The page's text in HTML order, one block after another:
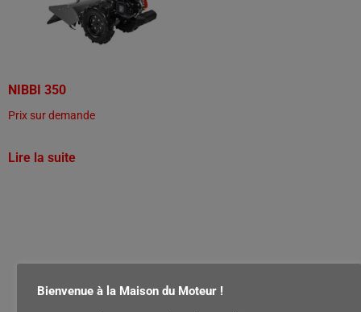
NIBBI 350
Prix sur demande
Lire la suite
Bienvenue à la Maison du Moteur !